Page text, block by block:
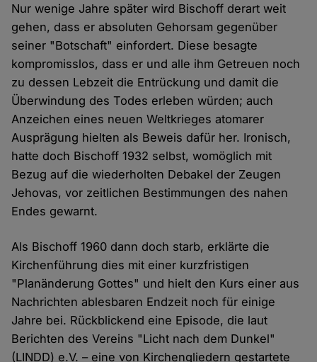
Nur wenige Jahre später wird Bischoff derart weit
gehen, dass er absoluten Gehorsam gegenüber
seiner "Botschaft" einfordert. Diese besagte
kompromisslos, dass er und alle ihm Getreuen noch
zu dessen Lebzeit die Entrückung und damit die
Überwindung des Todes erleben würden; auch
Anzeichen eines neuen Weltkrieges atomarer
Ausprägung hielten als Beweis dafür her. Ironisch,
hatte doch Bischoff 1932 selbst, womöglich mit
Bezug auf die wiederholten Debakel der Zeugen
Jehovas, vor zeitlichen Bestimmungen des nahen
Endes gewarnt.
Als Bischoff 1960 dann doch starb, erklärte die
Kirchenführung dies mit einer kurzfristigen
"Planänderung Gottes" und hielt den Kurs einer aus
Nachrichten ablesbaren Endzeit noch für einige
Jahre bei. Rückblickend eine Episode, die laut
Berichten des Vereins "Licht nach dem Dunkel"
(LINDD) e.V. – eine von Kirchengliedern gestartete